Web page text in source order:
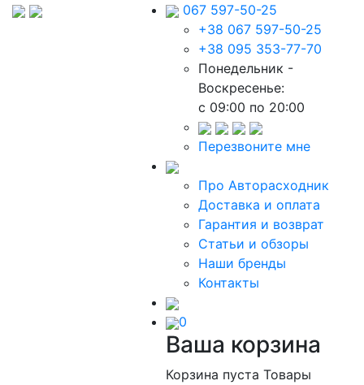
067 597-50-25
+38 067 597-50-25
+38 095 353-77-70
Понедельник -
Воскресенье:
c 09:00 по 20:00
Перезвоните мне
Про Авторасходник
Доставка и оплата
Гарантия и возврат
Статьи и обзоры
Наши бренды
Контакты
0
Ваша корзина
Корзина пустаТовары